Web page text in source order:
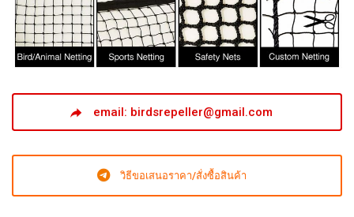
email: birdsrepeller@gmail.com
วิธีขอเสนอราคา/สั่งซื้อสินค้า